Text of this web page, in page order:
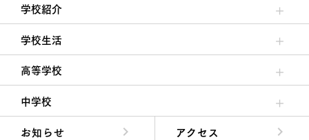
学校紹介
理事長/学園長メッセージ
安心して任せられる学校
沿革
施設・設備
大学合格実績
学校生活
クラブ活動・生徒会活動
夙川ブログ
制服紹介
夙川カレンダー
高等学校
高校校長からの挨拶
高校の教育方針／特色
特進コース／進学コース
年間行事
先輩たちの声・生徒たちの声
中学校
中学校長からの挨拶
中学校の教育方針／特色
Aコース／Bコース
年間行事
先輩たちの声・生徒たちの声
お知らせ
アクセス